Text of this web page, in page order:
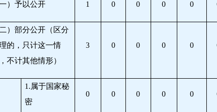
一）予以公开 1 0 0 0 0
二）部分公开（区分
的，只计这一情
不计其他情形）
3 0 0 0 0
1.属于国家秘
密
0 0 0 0 0